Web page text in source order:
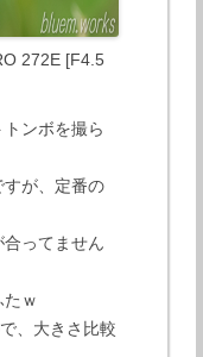
272E [F4.5
ンボを撮ら
が、定番の
ってません
ｗ
、大きさ比較